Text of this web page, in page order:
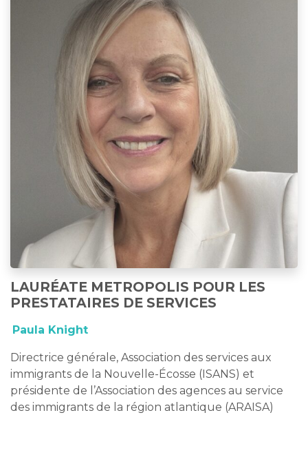
LAURÉATE METROPOLIS POUR LES
PRESTATAIRES DE SERVICES
Paula Knight
Directrice générale, Association des services aux
immigrants de la Nouvelle-Écosse (ISANS) et
présidente de l’Association des agences au service
des immigrants de la région atlantique (ARAISA)